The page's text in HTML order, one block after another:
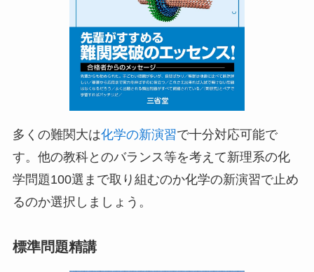
多くの難関大は化学の新演習で十分対応可能で
す。他の教科とのバランス等を考えて新理系の化
学問題100選まで取り組むのか化学の新演習で止め
るのか選択しましょう。
標準問題精講